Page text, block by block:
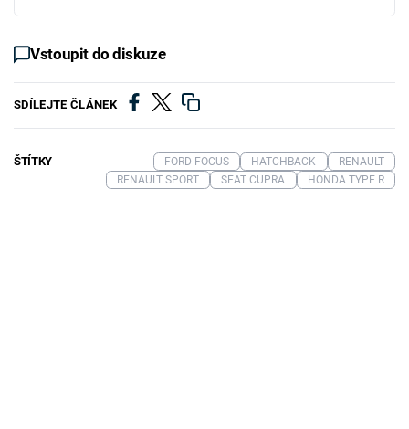
Vstoupit do diskuze
SDÍLEJTE ČLÁNEK
ŠTÍTKY FORD FOCUS HATCHBACK
RENAULT
RENAULT SPORT
SEAT CUPRA HONDA TYPE R